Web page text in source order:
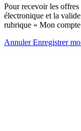
Pour recevoir les offres
électronique et la
rubrique « Mon
AnnulerEnregistrer